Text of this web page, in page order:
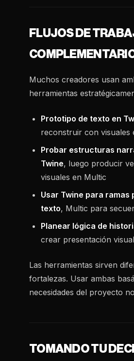
FLUJOS DE
Muchos creadores usan
herramientas
Prototipo de texto en
reconstruir con visuales
Probar estructuras
Twine, luego producir
visuales en Multic
Usar Twine para ramas
texto, Multic para
Planear lógica de
crear presentación
Las herramientas sirven
fortalezas. Usar ambas
necesidades del proyecto
TOMANDO TU